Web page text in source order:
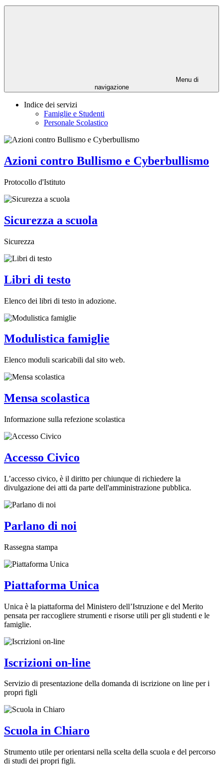
Menu di
navigazione
Indice dei servizi
Famiglie e Studenti
Personale Scolastico
Azioni contro Bullismo e Cyberbullismo
Protocollo d'Istituto
Sicurezza a scuola
Sicurezza
Libri di testo
Elenco dei libri di testo in adozione.
Modulistica famiglie
Elenco moduli scaricabili dal sito web.
Mensa scolastica
Informazione sulla refezione scolastica
Accesso Civico
L’accesso civico, è il diritto per chiunque di richiedere la
divulgazione dei atti da parte dell'amministrazione pubblica.
Parlano di noi
Rassegna stampa
Piattaforma Unica
Unica è la piattaforma del Ministero dell’Istruzione e del Merito
pensata per raccogliere strumenti e risorse utili per gli studenti e le
famiglie.
Iscrizioni on-line
Servizio di presentazione della domanda di iscrizione on line per i
propri figli
Scuola in Chiaro
Strumento utile per orientarsi nella scelta della scuola e del percorso
di studi dei propri figli.